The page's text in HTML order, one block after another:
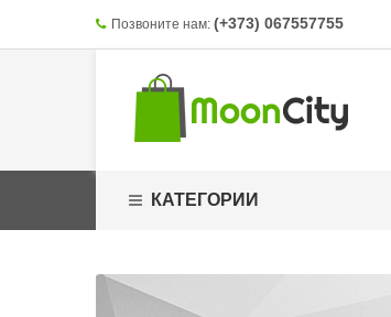
Позвоните нам: (+373) 067557755
КАТЕГОРИИ